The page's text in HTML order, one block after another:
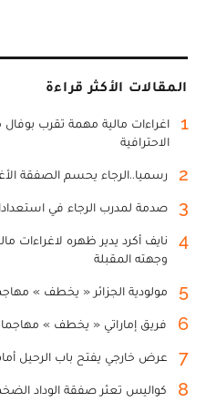
المقالات الأكثر قراءة
1
اغراءات مالية مهمة تقرب
الاحترافية
2 رسميا..الرجاء يحسم الصفقة
3 صدمة لمدرب الرجاء في
4
نايف أكرد يدير ظهره لاغراءات
وجهته المقبلة
5 مولودية الجزائر « يخطف »
6 فريق إماراتي « يخطف » مهاجما
7 عرض خارجي يفتح باب الرحيل
8 كواليس تعثر صفقة الوداد